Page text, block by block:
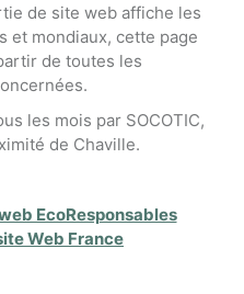
de site web affiche les
et mondiaux, cette page
de toutes les
les mois par SOCOTIC,
de Chaville.
EcoResponsables
Web France